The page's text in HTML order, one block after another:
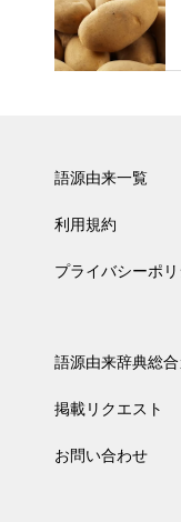
語源由来一覧
利用規約
プライバシーポ
語源由来辞典総合
掲載リクエスト
お問い合わせ